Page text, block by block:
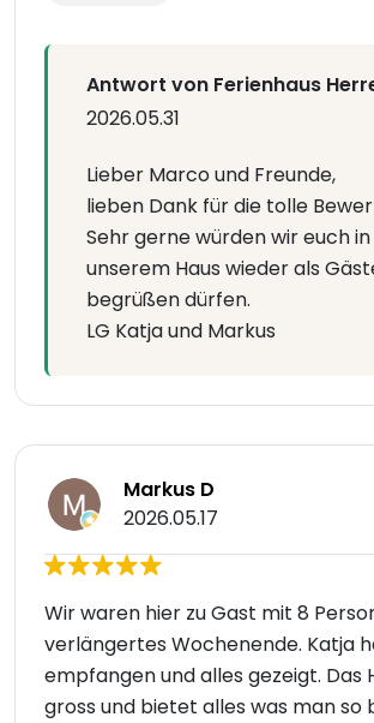
Antwort von Ferienhaus
2026.05.31
Lieber Marco und Freunde,
lieben Dank für die tolle
Sehr gerne würden wir euch in
unserem Haus wieder als
begrüßen dürfen.
LG Katja und Markus
Markus D
2026.05.17
Wir waren hier zu Gast mit 8
verlängertes Wochenende. Katja
empfangen und alles gezeigt. Das
gross und bietet alles was man so